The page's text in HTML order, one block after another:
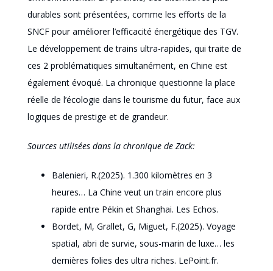
durables sont présentées, comme les efforts de la
SNCF pour améliorer l’efficacité énergétique des TGV.
Le développement de trains ultra-rapides, qui traite de
ces 2 problématiques simultanément, en Chine est
également évoqué. La chronique questionne la place
réelle de l’écologie dans le tourisme du futur, face aux
logiques de prestige et de grandeur.
Sources utilisées dans la chronique de Zack:
Balenieri, R.(2025). 1.300 kilomètres en 3
heures… La Chine veut un train encore plus
rapide entre Pékin et Shanghai. Les Echos.
Bordet, M, Grallet, G, Miguet, F.(2025). Voyage
spatial, abri de survie, sous-marin de luxe… les
dernières folies des ultra riches. LePoint.fr.